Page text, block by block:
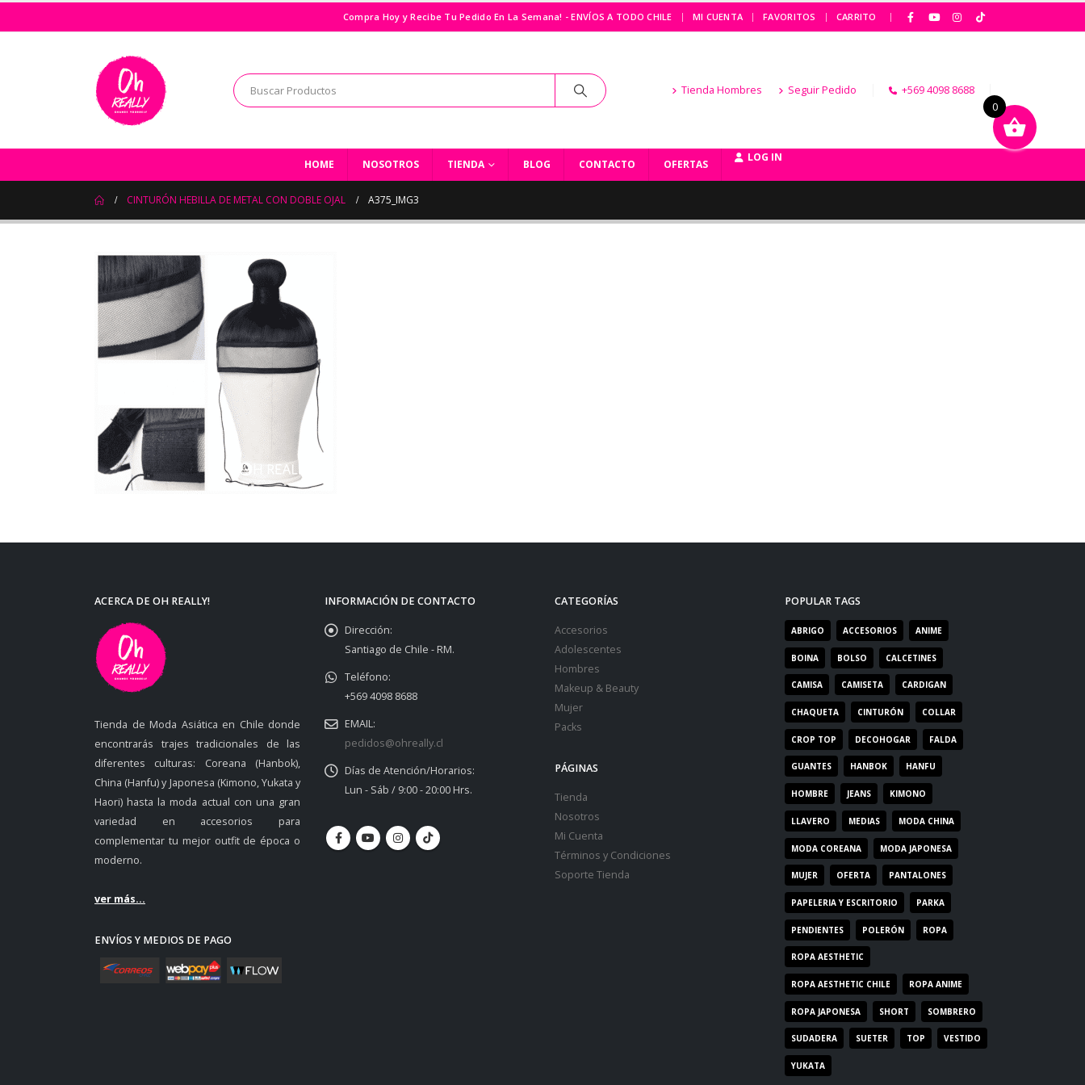
Compra Hoy y Recibe Tu Pedido En La Semana! - ENVÍOS A TODO CHILE | MI CUENTA FAVORITOS CARRITO |
Tienda Hombres Seguir Pedido +569 4098 8688
HOME NOSOTROS TIENDA BLOG CONTACTO OFERTAS
LOG IN
CINTURÓN HEBILLA DE METAL CON DOBLE OJAL A375_IMG3
ACERCA DE OH REALLY!
Tienda de Moda Asiática en Chile donde
encontrarás trajes tradicionales de las
diferentes culturas: Coreana (Hanbok),
China (Hanfu) y Japonesa (Kimono, Yukata y
Haori) hasta la moda actual con una gran
variedad en accesorios para
complementar tu mejor outfit de época o
moderno.
ver más...
ENVÍOS Y MEDIOS DE PAGO
INFORMACIÓN DE CONTACTO
Dirección:
Santiago de Chile - RM.
Teléfono:
+569 4098 8688
EMAIL:
pedidos@ohreally.cl
Días de Atención/Horarios:
Lun - Sáb / 9:00 - 20:00 Hrs.
CATEGORÍAS
Accesorios
Adolescentes
Hombres
Makeup & Beauty
Mujer
Packs
PÁGINAS
Tienda
Nosotros
Mi Cuenta
Términos y Condiciones
Soporte Tienda
POPULAR TAGS
ABRIGO ACCESORIOS ANIME
BOINA BOLSO CALCETINES
CAMISA CAMISETA CARDIGAN
CHAQUETA CINTURÓN COLLAR
CROP TOP DECOHOGAR FALDA
GUANTES HANBOK HANFU
HOMBRE JEANS KIMONO
LLAVERO MEDIAS MODA CHINA
MODA COREANA MODA JAPONESA
MUJER OFERTA PANTALONES
PAPELERIA Y ESCRITORIO PARKA
PENDIENTES POLERÓN ROPA
ROPA AESTHETIC
ROPA AESTHETIC CHILE ROPA ANIME
ROPA JAPONESA SHORT SOMBRERO
SUDADERA SUETER TOP VESTIDO
YUKATA
0